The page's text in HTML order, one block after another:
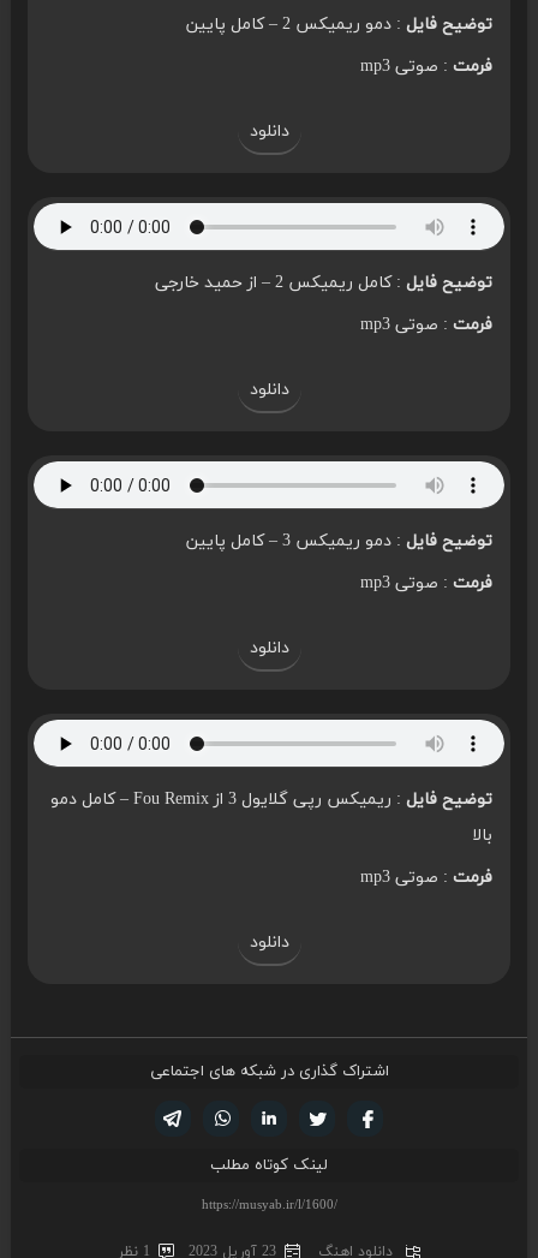
توضیح فایل: دمو ریمیکس 2 – کامل پایین
فرمت: صوتی mp3
دانلود
توضیح فایل: کامل ریمیکس 2 – از حمید خارجی
فرمت: صوتی mp3
دانلود
توضیح فایل: دمو ریمیکس 3 – کامل پایین
فرمت: صوتی mp3
دانلود
توضیح فایل
: ریمیکس رپی گلایول 3 از Fou Remix – کامل دمو
بالا
فرمت: صوتی mp3
دانلود
اشتراک گذاری در شبکه های اجتماعی
لینکدین تویتر
فیسوک
لینک کوتاه مطلب
دانلود اهنگ 23 آوریل 2023 1 نظر